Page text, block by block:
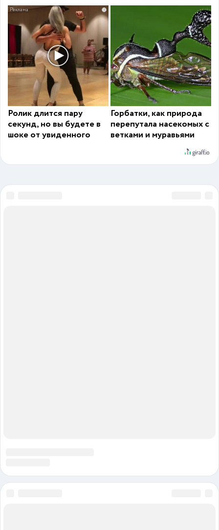
i
Ролик длится пару
секунд, но вы будете в
шоке от увиденного
Горбатки, как природа
перепутала насекомых с
ветками и муравьями